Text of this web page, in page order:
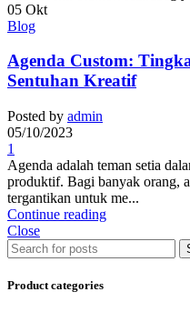
05 Okt
Blog
Agenda Custom:
Sentuhan Kreatif
Posted by admin
05/10/2023
1
Agenda adalah teman setia
produktif. Bagi banyak orang,
tergantikan untuk me...
Continue reading
Close
Product categories